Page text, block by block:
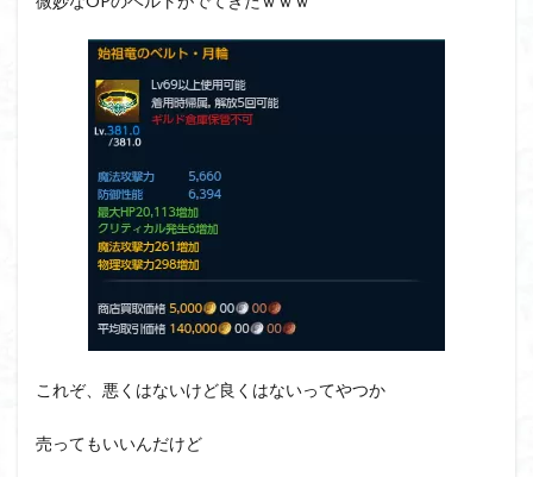
これぞ、悪くはないけど良くはないってやつか
売ってもいいんだけど